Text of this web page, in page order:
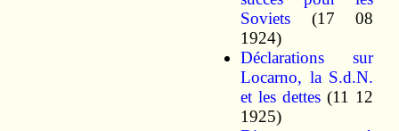
Soviets(17 08
1924)
Déclarations sur
Locarno, la S.d.N.
et les dettes (11 12
1925)